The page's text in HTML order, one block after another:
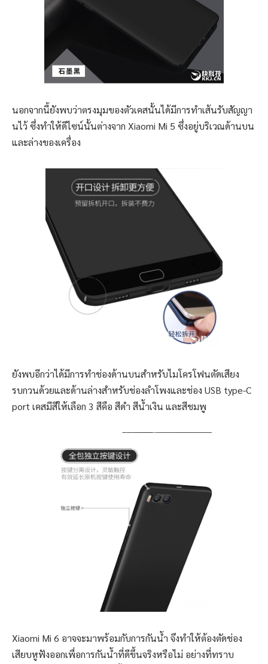
นอกจากนี้ยังพบว่าตรงมุมของตัวเคสนั้นได้มีการทำเส้นรับสัญญา
นไว้ ซึ่งทำให้ดีไซน์นั้นต่างจาก Xiaomi Mi 5 ซึ่งอยู่บริเวณด้านบน
และล่างของเครื่อง
ยังพบอีกว่าได้มีการทำช่องด้านบนสำหรับไมโครโฟนตัดเสียง
รบกวนด้วยและด้านล่างสำหรับช่องลำโพงและช่อง USB type-C
port เคสมีสีให้เลือก 3 สีคือ สีดำ สีน้ำเงิน และสีชมพู
Xiaomi Mi 6 อาจจะมาพร้อมกับการกันน้ำ จึงทำให้ต้องตัดช่อง
เสียบหูฟังออกเพื่อการกันน้ำที่ดีขึ้นจริงหรือไม่ อย่างที่ทราบ